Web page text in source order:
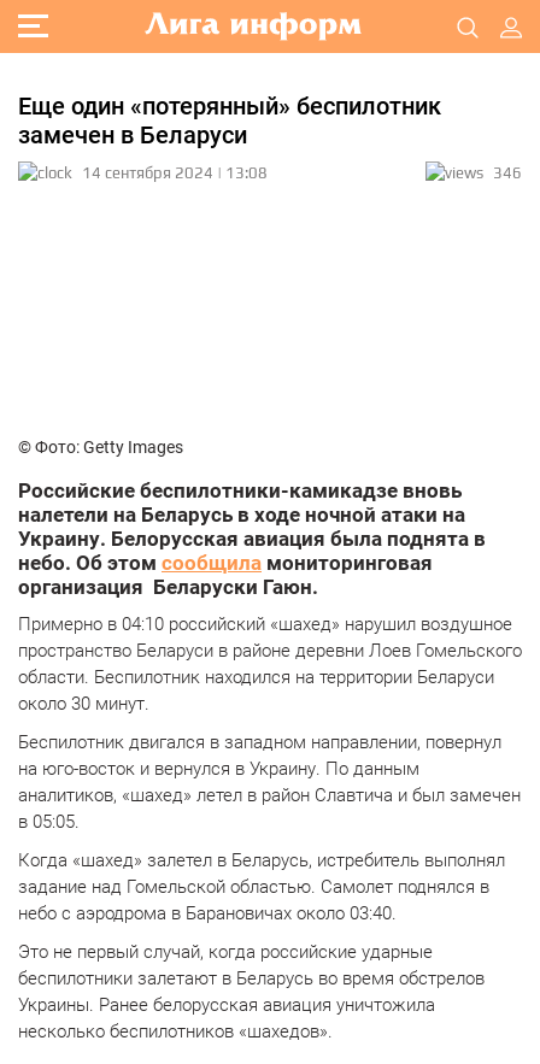
Еще один «потерянный» беспилотник
замечен в Беларуси
14 сентября 2024 | 13:08 346
© Фото: Getty Images
Российские беспилотники-камикадзе вновь
налетели на Беларусь в ходе ночной атаки на
Украину. Белорусская авиация была поднята в
небо. Об этом сообщила мониторинговая
организация Беларуски Гаюн.
Примерно в 04:10 российский «шахед» нарушил воздушное
пространство Беларуси в районе деревни Лоев Гомельского
области. Беспилотник находился на территории Беларуси
около 30 минут.
Беспилотник двигался в западном направлении, повернул
на юго-восток и вернулся в Украину. По данным
аналитиков, «шахед» летел в район Славтича и был замечен
в 05:05.
Когда «шахед» залетел в Беларусь, истребитель выполнял
задание над Гомельской областью. Самолет поднялся в
небо с аэродрома в Барановичах около 03:40.
Это не первый случай, когда российские ударные
беспилотники залетают в Беларусь во время обстрелов
Украины. Ранее белорусская авиация уничтожила
несколько беспилотников «шахедов».